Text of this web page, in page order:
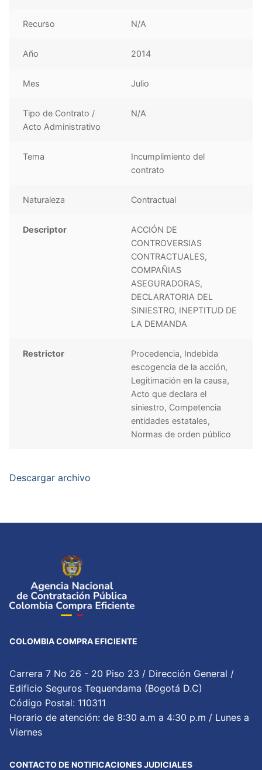
Recurso N/A
Año 2014
Mes Julio
Tipo de Contrato /
Acto Administrativo
N/A
Tema
Incumplimiento del
contrato
Naturaleza Contractual
Descriptor
ACCIÓN DE
CONTROVERSIAS
CONTRACTUALES,
COMPAÑIAS
ASEGURADORAS,
DECLARATORIA DEL
SINIESTRO, INEPTITUD DE
LA DEMANDA
Restrictor
Procedencia, Indebida
escogencia de la acción,
Legitimación en la causa,
Acto que declara el
siniestro, Competencia
entidades estatales,
Normas de orden público
Descargar archivo
COLOMBIA COMPRA EFICIENTE
Carrera 7 No 26 - 20 Piso 23 / Dirección General /
Edificio Seguros Tequendama (Bogotá D.C)
Código Postal: 110311
Horario de atención: de 8:30 a.m a 4:30 p.m / Lunes a
Viernes
CONTACTO DE NOTIFICACIONES JUDICIALES